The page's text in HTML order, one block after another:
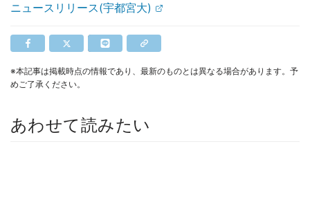
ニュースリリース(宇都宮大)
※本記事は掲載時点の情報であり、最新のものとは異なる場合があります。予
めご了承ください。
あわせて読みたい